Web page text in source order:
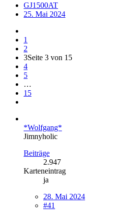
GJ1500AT
25. Mai 2024
1
2
3Seite 3 von 15
4
5
…
15
*Wolfgang*
Jimnyholic
Beiträge
2.947
Karteneintrag
ja
28. Mai 2024
#41